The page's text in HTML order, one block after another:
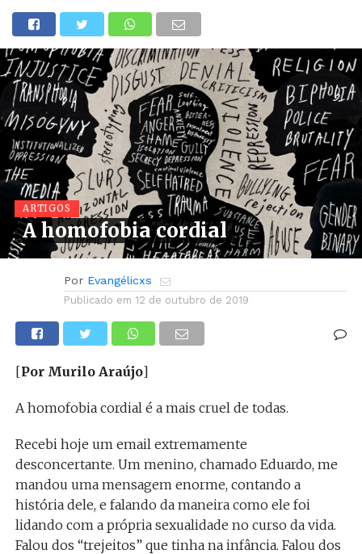
ARTIGOS
A homofobia cordial
Por Evangélicxs
Publicado em 12 de outubro de 2019
[Por Murilo Araújo]
A homofobia cordial é a mais cruel de todas.
Recebi hoje um email extremamente
desconcertante. Um menino, chamado Eduardo, me
mandou uma mensagem enorme, contando a
história dele, e falando da maneira como ele foi
lidando com a própria sexualidade no curso da vida.
Falou dos “trejeitos” que tinha na infância. Falou dos